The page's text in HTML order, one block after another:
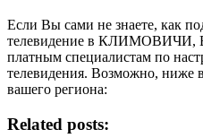
Если Вы сами не знаете, как
телевидение в КЛИМОВИЧИ,
платным специалистам по
телевидения. Возможно, ниже
вашего региона:
Related posts: